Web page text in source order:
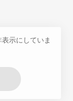
示にしていま